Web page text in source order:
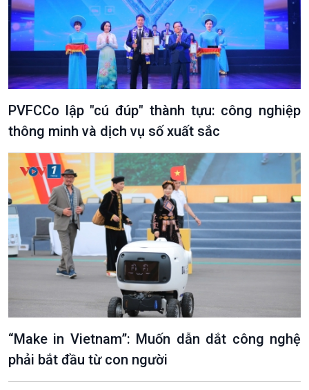
VOV1 đặc biệt
Thanh âm ký sự
Chân dung cuộc sống
Các chương trình đặc biệt
PVFCCo lập "cú đúp" thành tựu: công nghiệp
thông minh và dịch vụ số xuất sắc
“Make in Vietnam”: Muốn dẫn dắt công nghệ
phải bắt đầu từ con người